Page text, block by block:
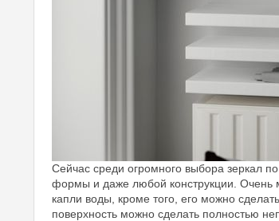
Сейчас среди огромного выбора зеркал
формы и даже любой конструкции. Очень
капли воды, кроме того, его можно
поверхность можно сделать полностью